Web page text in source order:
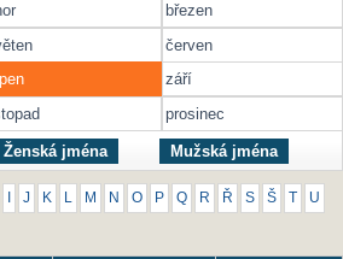
březen
červen
září
prosinec
Ženská jména Mužská jména
J K M N O P Q R Ř S Š U